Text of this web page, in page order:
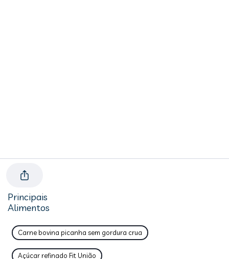
Principais
Alimentos
Carne bovina picanha sem gordura crua
Açúcar refinado Fit União